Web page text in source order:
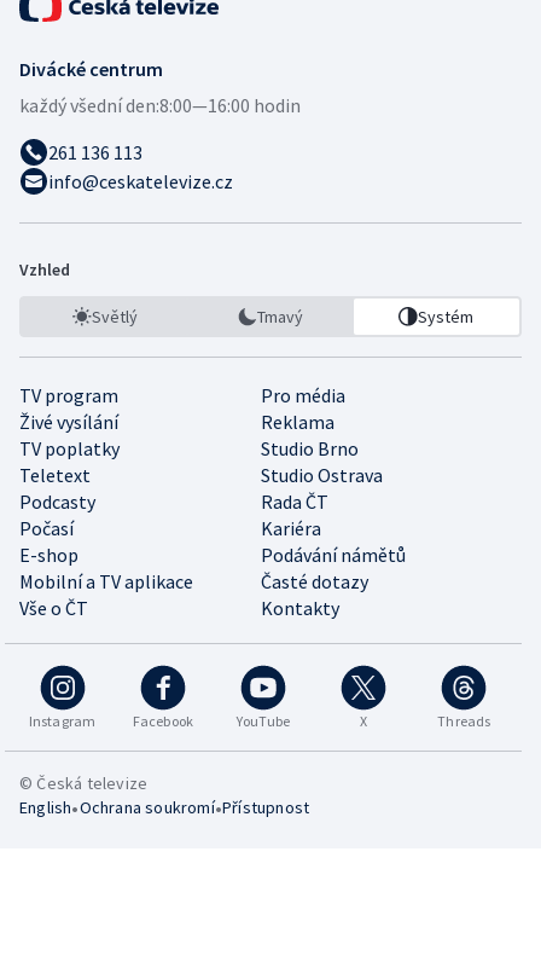
Divácké centrum
každý všední den:8:00—16:00 hodin
261 136 113
info@ceskatelevize.cz
Vzhled
Světlý Tmavý Systém
TV program
Pro média
Živé vysílání
Reklama
TV poplatky
Studio Brno
Teletext
Studio Ostrava
Podcasty
Rada ČT
Počasí
Kariéra
E-shop
Podávání námětů
Mobilní a TV aplikace
Časté dotazy
Vše o ČT
Kontakty
Instagram Facebook YouTube X Threads
© Česká televize
English•Ochrana soukromí•Přístupnost